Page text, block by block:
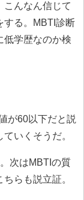
こんなん信じて
する。MBTI診断
低学歴なのか検
が60以下だと説
いくそうだ。
次はMBTIの質
らも説立証。